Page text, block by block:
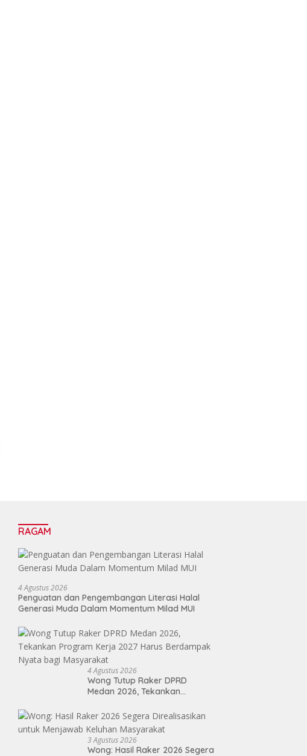
RAGAM
4 Agustus 2026
Penguatan dan Pengembangan Literasi Halal
Generasi Muda Dalam Momentum Milad MUI
4 Agustus 2026
Wong Tutup Raker DPRD
Medan 2026, Tekankan
Berdampak Nyata bagi
Masyarakat
3 Agustus 2026
Wong: Hasil Raker 2026 Segera